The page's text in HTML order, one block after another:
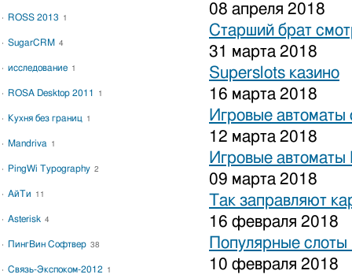
08 апреля 2018
Старший брат
31 марта 2018
Superslots казино
16 марта 2018
Игровые автоматы
12 марта 2018
Игровые автоматы
09 марта 2018
Так заправляют
16 февраля 2018
Популярные слоты
10 февраля 2018
ROSS 2013 1
SugarCRM 4
исследование 1
ROSA Desktop 2011 1
Кухня без границ 1
Mandriva 1
PingWi Typography 2
АйТи 11
Asterisk 4
ПингВин Софтвер 38
Связь-Экспоком-2012 1